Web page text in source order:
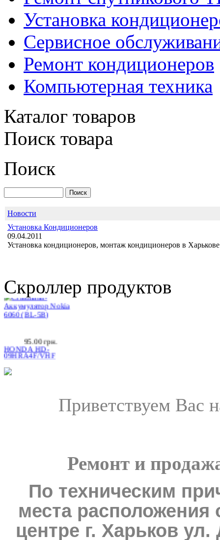
Установка
Сервисное
Ремонт кондиционеров
Компьютерная техника
Каталог товаров
Поиск товара
Поиск
Новости
Установка Кондиционеров
09.04.2011
Установка кондиционеров, монтаж кондиционеров в
Скроллер продуктов
Позвоните, чтобы
уточнить цену
Craftmann-
Аккумулятор Nokia
95.00 грн.
4 180.00 грн.
LUBERG LSR-12 HE
2 890.00 грн.
TOSOT GK-24A - DC
Приветствуем Вас
Ремонт и
По техническим
места
центре г. Харьков